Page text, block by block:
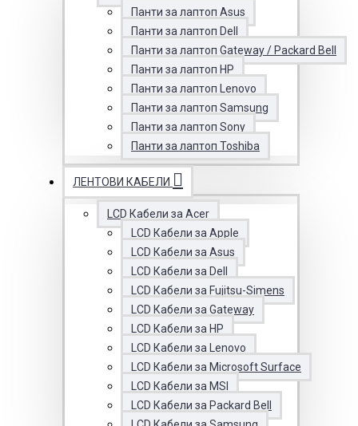
Панти за лаптоп Asus
Панти за лаптоп Dell
Панти за лаптоп Gateway / Packard Bell
Панти за лаптоп HP
Панти за лаптоп Lenovo
Панти за лаптоп Samsung
Панти за лаптоп Sony
Панти за лаптоп Toshiba
ЛЕНТОВИ КАБЕЛИ
LCD Кабели за Acer
LCD Кабели за Apple
LCD Кабели за Asus
LCD Кабели за Dell
LCD Кабели за Fujitsu-Simens
LCD Кабели за Gateway
LCD Кабели за HP
LCD Кабели за Lenovo
LCD Кабели за Microsoft Surface
LCD Кабели за MSI
LCD Кабели за Packard Bell